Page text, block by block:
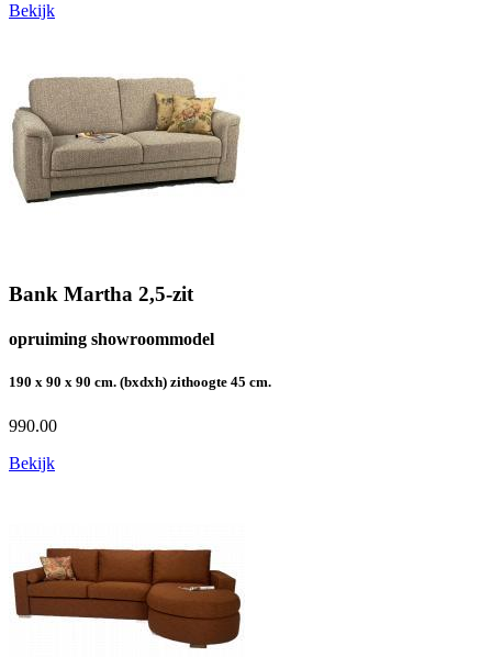
Bekijk
Bank Martha 2,5-zit
opruiming showroommodel
190 x 90 x 90 cm. (bxdxh) zithoogte 45 cm.
990.00
Bekijk